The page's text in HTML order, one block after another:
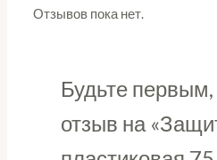
Отзывов пока нет.
Будьте первым,
отзыв на